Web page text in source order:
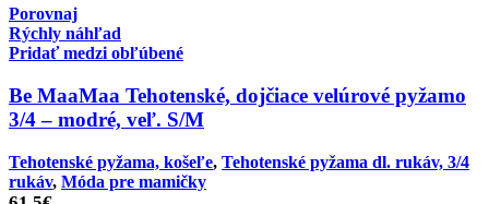
Porovnaj
Rýchly náhľad
Pridať medzi obľúbené
Be MaaMaa Tehotenské, dojčiace velúrové pyžamo
3/4 – modré, veľ. S/M
Tehotenské pyžama, košeľe, Tehotenské pyžama dl. rukáv, 3/4
rukáv, Móda pre mamičky